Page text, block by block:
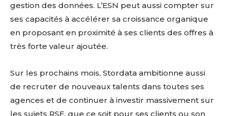
gestion des données. L’ESN peut aussi compter sur
ses capacités à accélérer sa croissance organique
en proposant en proximité à ses clients des offres à
très forte valeur ajoutée.
Sur les prochains mois, Stordata ambitionne aussi
de recruter de nouveaux talents dans toutes ses
agences et de continuer à investir massivement sur
les sujets RSE, que ce soit pour ses clients ou son